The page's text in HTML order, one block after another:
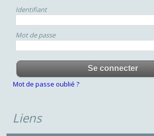
Identifiant
Mot de passe
Mot de passe oublié ?
Liens